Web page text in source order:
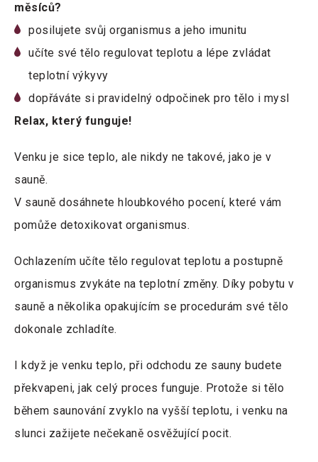
měsíců?
posilujete svůj organismus a jeho imunitu
učíte své tělo regulovat teplotu a lépe zvládat
teplotní výkyvy
dopřáváte si pravidelný odpočinek pro tělo i mysl
Relax, který funguje!
Venku je sice teplo, ale nikdy ne takové, jako je v
sauně.
V sauně dosáhnete hloubkového pocení, které vám
pomůže detoxikovat organismus.
Ochlazením učíte tělo regulovat teplotu a postupně
organismus zvykáte na teplotní změny. Díky pobytu v
sauně a několika opakujícím se procedurám své tělo
dokonale zchladíte.
I když je venku teplo, při odchodu ze sauny budete
překvapeni, jak celý proces funguje. Protože si tělo
během saunování zvyklo na vyšší teplotu, i venku na
slunci zažijete nečekaně osvěžující pocit.